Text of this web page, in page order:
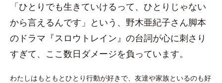
「ひとりでも生きていけるって、ひとりじゃない
から言えるんです」という、野木亜紀子さん脚本
のドラマ『スロウトレイン』の台詞が心に刺さり
すぎて、ここ数日ダメージを負っています。
わたしはもともとひとり行動が好きで、友達や家族といるのも好